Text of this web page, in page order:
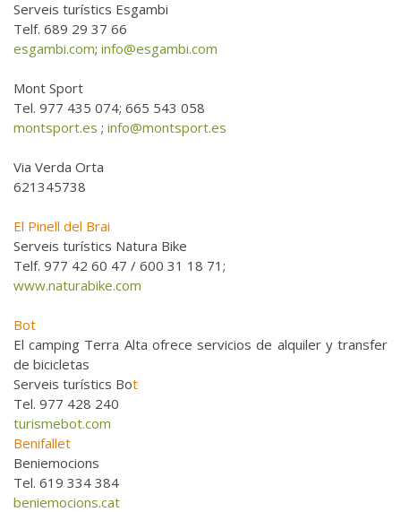
Serveis turístics Esgambi
Telf. 689 29 37 66
esgambi.com; info@esgambi.com
Mont Sport
Tel. 977 435 074; 665 543 058
montsport.es ; info@montsport.es
Via Verda Orta
621345738
El Pinell del Brai
Serveis turístics Natura Bike
Telf. 977 42 60 47 / 600 31 18 71;
www.naturabike.com
Bot
El camping Terra Alta ofrece servicios de alquiler y transfer
de bicicletas
Serveis turístics Bot
Tel. 977 428 240
turismebot.com
Benifallet
Beniemocions
Tel. 619 334 384
beniemocions.cat